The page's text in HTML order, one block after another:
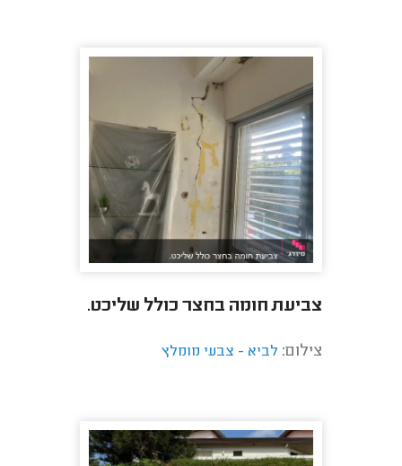
צביעת חומה בחצר כולל שליכט.
צילום: לביא - צבעי מומלץ